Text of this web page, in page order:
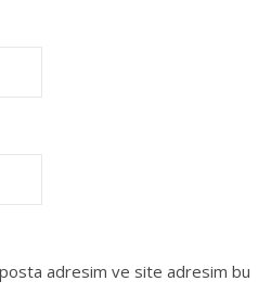
posta adresim ve site adresim bu